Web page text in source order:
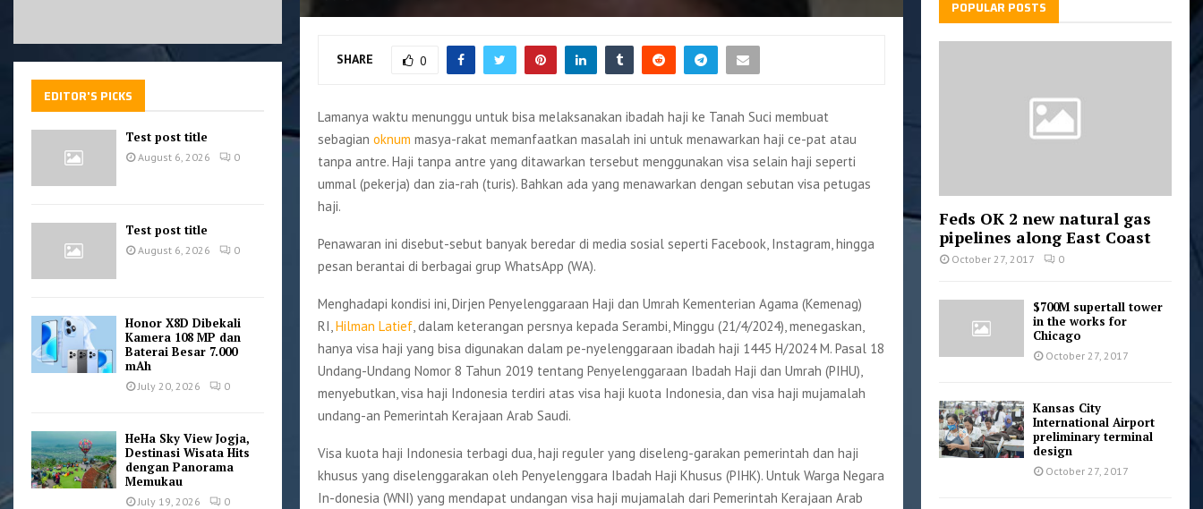
SHARE 0
Lamanya waktu menunggu untuk bisa melaksanakan ibadah haji ke Tanah Suci membuat
sebagian oknum masya-rakat memanfaatkan masalah ini untuk menawarkan haji ce-pat atau
tanpa antre. Haji tanpa antre yang ditawarkan tersebut menggunakan visa selain haji seperti
ummal (pekerja) dan zia-rah (turis). Bahkan ada yang menawarkan dengan sebutan visa petugas
haji.
Penawaran ini disebut-sebut banyak beredar di media sosial seperti Facebook, Instagram, hingga
pesan berantai di berbagai grup WhatsApp (WA).
Menghadapi kondisi ini, Dirjen Penyelenggaraan Haji dan Umrah Kementerian Agama (Kemenag)
RI, Hilman Latief , dalam keterangan persnya kepada Serambi, Minggu (21/4/2024), menegaskan,
hanya visa haji yang bisa digunakan dalam pe-nyelenggaraan ibadah haji 1445 H/2024 M. Pasal 18
Undang-Undang Nomor 8 Tahun 2019 tentang Penyelenggaraan Ibadah Haji dan Umrah (PIHU),
menyebutkan, visa haji Indonesia terdiri atas visa haji kuota Indonesia, dan visa haji mujamalah
undang-an Pemerintah Kerajaan Arab Saudi.
Visa kuota haji Indonesia terbagi dua, haji reguler yang diseleng-garakan pemerintah dan haji
khusus yang diselenggarakan oleh Penyelenggara Ibadah Haji Khusus (PIHK). Untuk Warga Negara
In-donesia (WNI) yang mendapat undangan visa haji mujamalah dari Pemerintah Kerajaan Arab
EDITOR'S PICKS
Test post title
August 6, 2026 0
Test post title
August 6, 2026 0
Honor X8D Dibekali
Kamera 108 MP dan
Baterai Besar 7.000
mAh
July 20, 2026 0
HeHa Sky View Jogja,
Destinasi Wisata Hits
dengan Panorama
Memukau
July 19, 2026 0
POPULAR POSTS
Feds OK 2 new natural gas
pipelines along East Coast
October 27, 2017 0
$700M supertall tower
in the works for
Chicago
October 27, 2017
Kansas City
International Airport
preliminary terminal
design
October 27, 2017